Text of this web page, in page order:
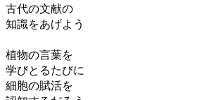
古代の文献の
知識をあげよう
植物の言葉を
学びとるたびに
細胞の賦活を